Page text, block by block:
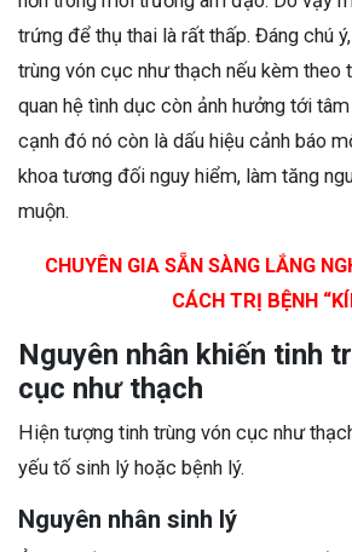
trứng để thụ thai là rất thấp. Đáng chú
trùng vón cục như thạch nếu kèm theo
quan hệ tình dục còn ảnh hưởng tới
cạnh đó nó còn là dấu hiệu cảnh báo
khoa tương đối nguy hiểm, làm tăng
muộn.
CHUYÊN GIA SẴN SÀNG LẮNG
CÁCH TRỊ BỆNH
Nguyên nhân khiến tinh
cục như thạch
Hiện tượng tinh trùng vón cục như
yếu tố sinh lý hoặc bệnh lý.
Nguyên nhân sinh lý